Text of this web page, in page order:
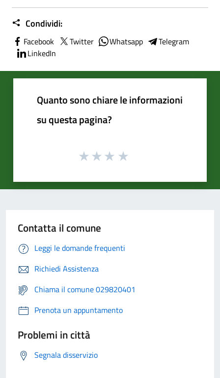
Condividi:
Facebook Twitter Whatsapp
Telegram
LinkedIn
Quanto sono chiare le informazioni
su questa pagina?
Contatta il comune
Leggi le domande frequenti
Richiedi Assistenza
Chiama il comune 029820401
Prenota un appuntamento
Problemi in città
Segnala disservizio